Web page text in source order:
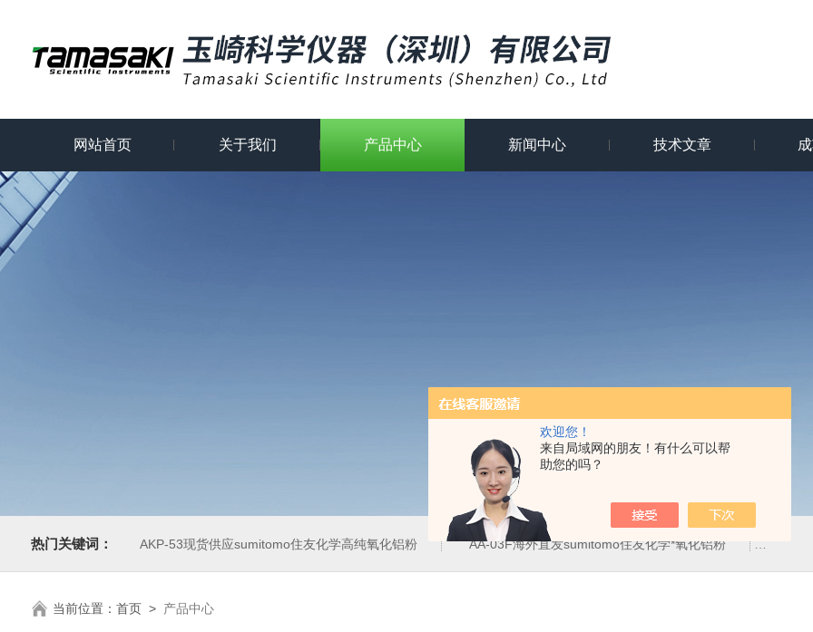
欢迎您！
来自局域网的朋友！有什么可以帮
助您的吗？
网站首页 关于我们 产品中心 新闻中心 技术文章
热门关键词： AKP-53现货供应sumitomo住友化学高纯氧化铝粉 AA-03F海外直发sumitomo住友化学*氧化铝粉 AA-
当前位置： 首页> 产品中心